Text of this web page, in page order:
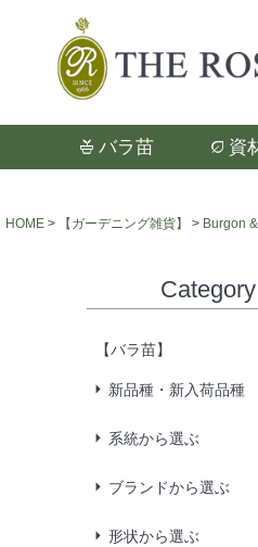
バラ苗 資
HOME 【ガーデニング雑貨】 Burgon
Category
【バラ苗】
新品種・新入荷品種
系統から選ぶ
ブランドから選ぶ
形状から選ぶ